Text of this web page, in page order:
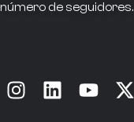
número de seguidores.